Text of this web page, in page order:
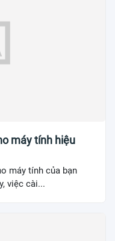
máy tính hiệu
máy tính của bạn
việc cài...